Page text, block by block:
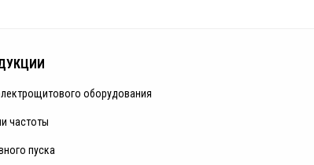
оборудования
частоты
пуска